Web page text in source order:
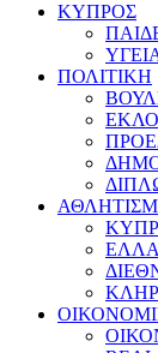
ΚΥΠΡΟΣ
ΠΟΛΙΤΙΚΗ